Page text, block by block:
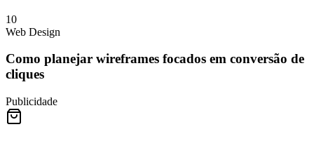
10
Web Design
Como planejar wireframes focados em conversão de
cliques
Publicidade